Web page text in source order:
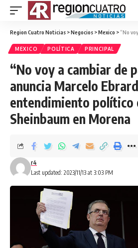
Region Cuatro Noticias >Negocios >Mexico > “No voy a cambiar
MEXICO POLÍTICA PRINCIPAL
“No voy a cambiar de
anuncia Marcelo
entendimiento político
Sheinbaum en Morena
Last updated: 2023/11/13 at 3:03 PM
r4